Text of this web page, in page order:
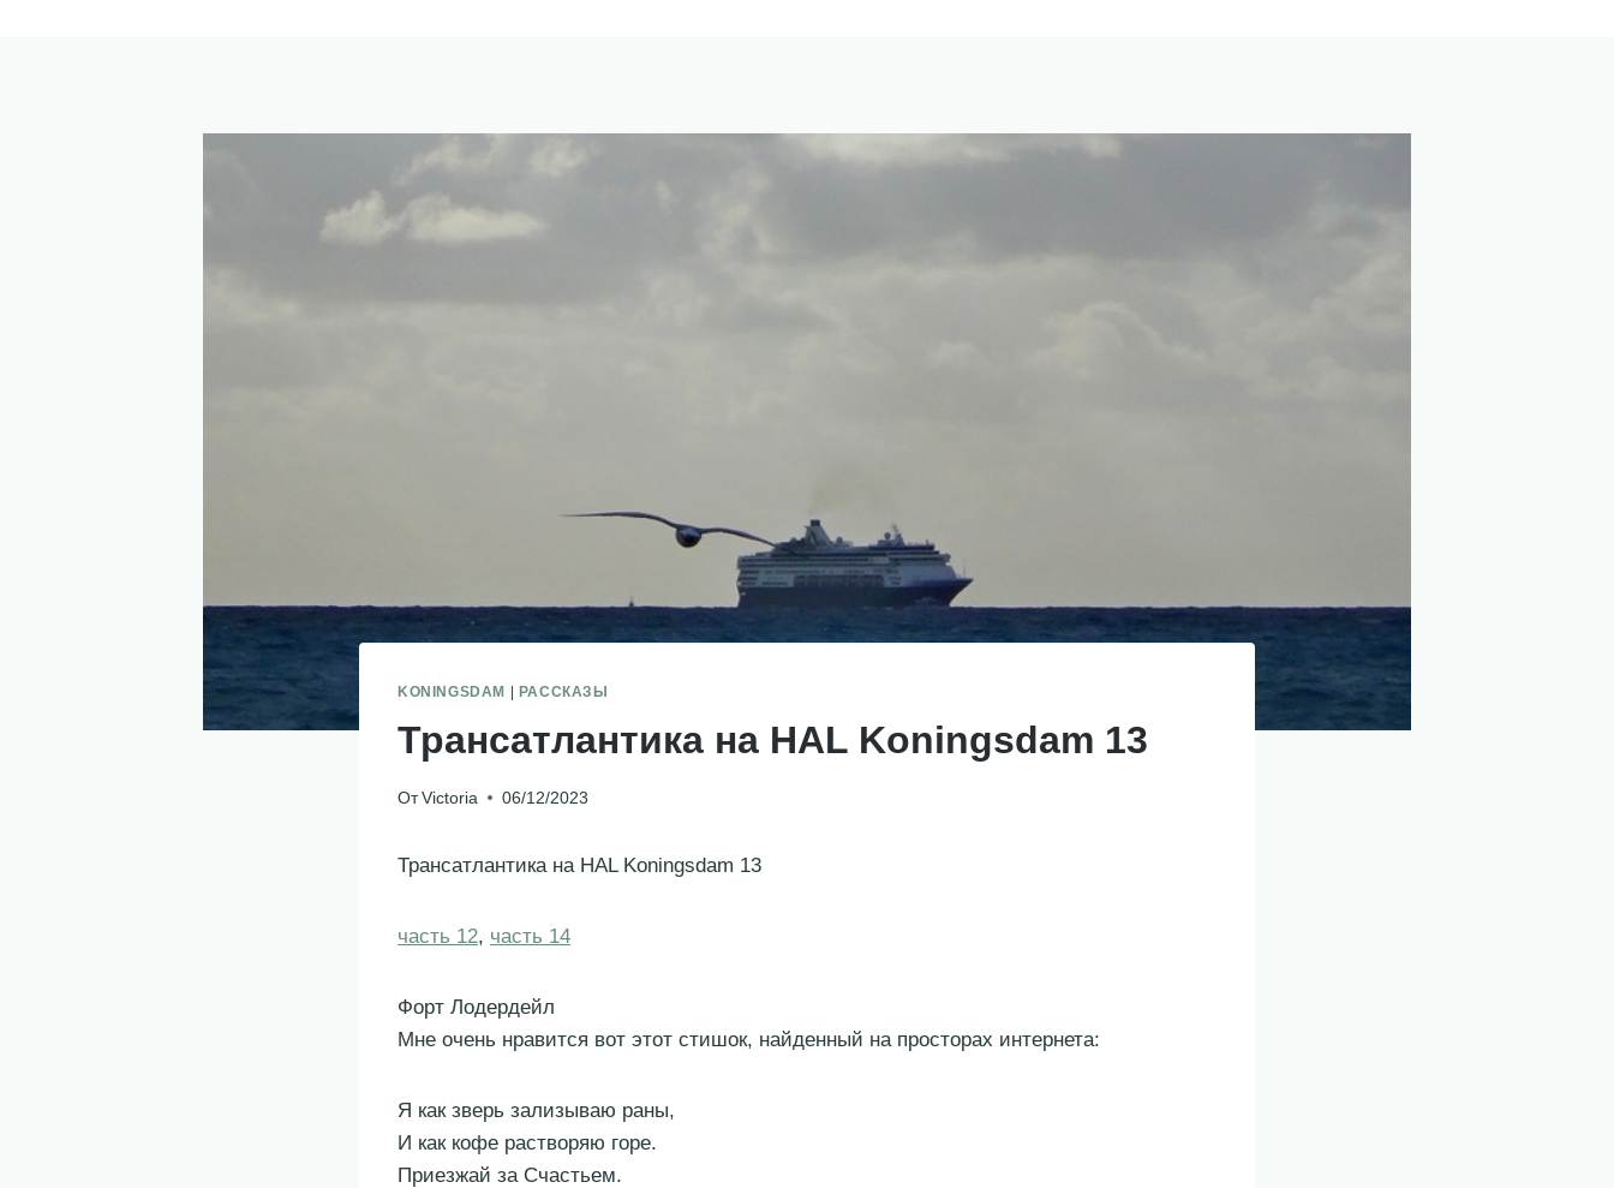
KONINGSDAM РАССКАЗЫ
Трансатлантика на HAL Koningsdam 13
От Victoria 06/12/2023
Трансатлантика на HAL Koningsdam 13
часть 12, часть 14
Форт Лодердейл
Мне очень нравится вот этот стишок, найденный на просторах интернета:
Я как зверь зализываю раны,
И как кофе растворяю горе.
Приезжай за Счастьем.